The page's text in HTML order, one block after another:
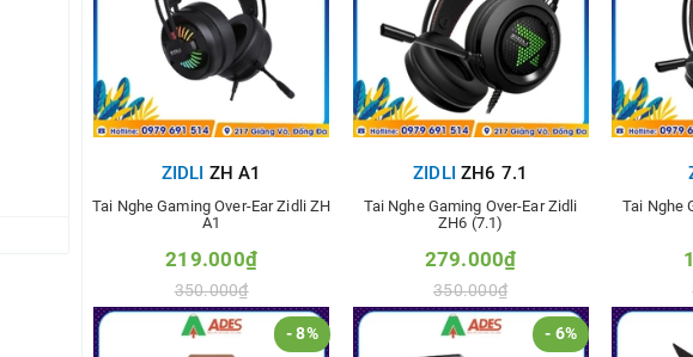
ZIDLI ZH A1
Tai Nghe Gaming Over-Ear Zidli ZH
A1
219.000₫
350.000₫
Thêm vào so sánh
ZIDLI ZH6 7.1
Tai Nghe Gaming Over-Ear Zidli
ZH6 (7.1)
279.000₫
350.000₫
Thêm vào so sánh
Tai Nghe
- 8% - 6%